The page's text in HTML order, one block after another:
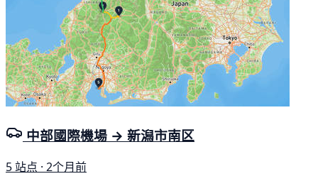
中部國際機場 → 新潟市南区
5 站点 · 2个月前